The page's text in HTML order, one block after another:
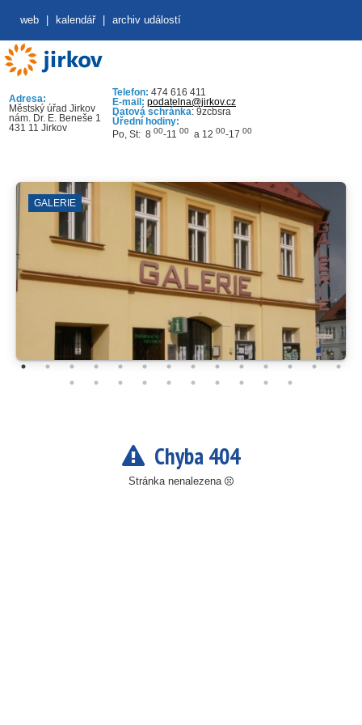
web kalendář archiv událostí
Adresa:
Městský úřad Jirkov
nám. Dr. E. Beneše 1
431 11 Jirkov
Telefon: 474 616 411
E-mail: podatelna@jirkov.cz
Datová schránka: 9zcbsra
Úřední hodiny:
Po, St: 8 00-11 00 a 12 00-17 00
GALERIE
Chyba 404
Stránka nenalezena